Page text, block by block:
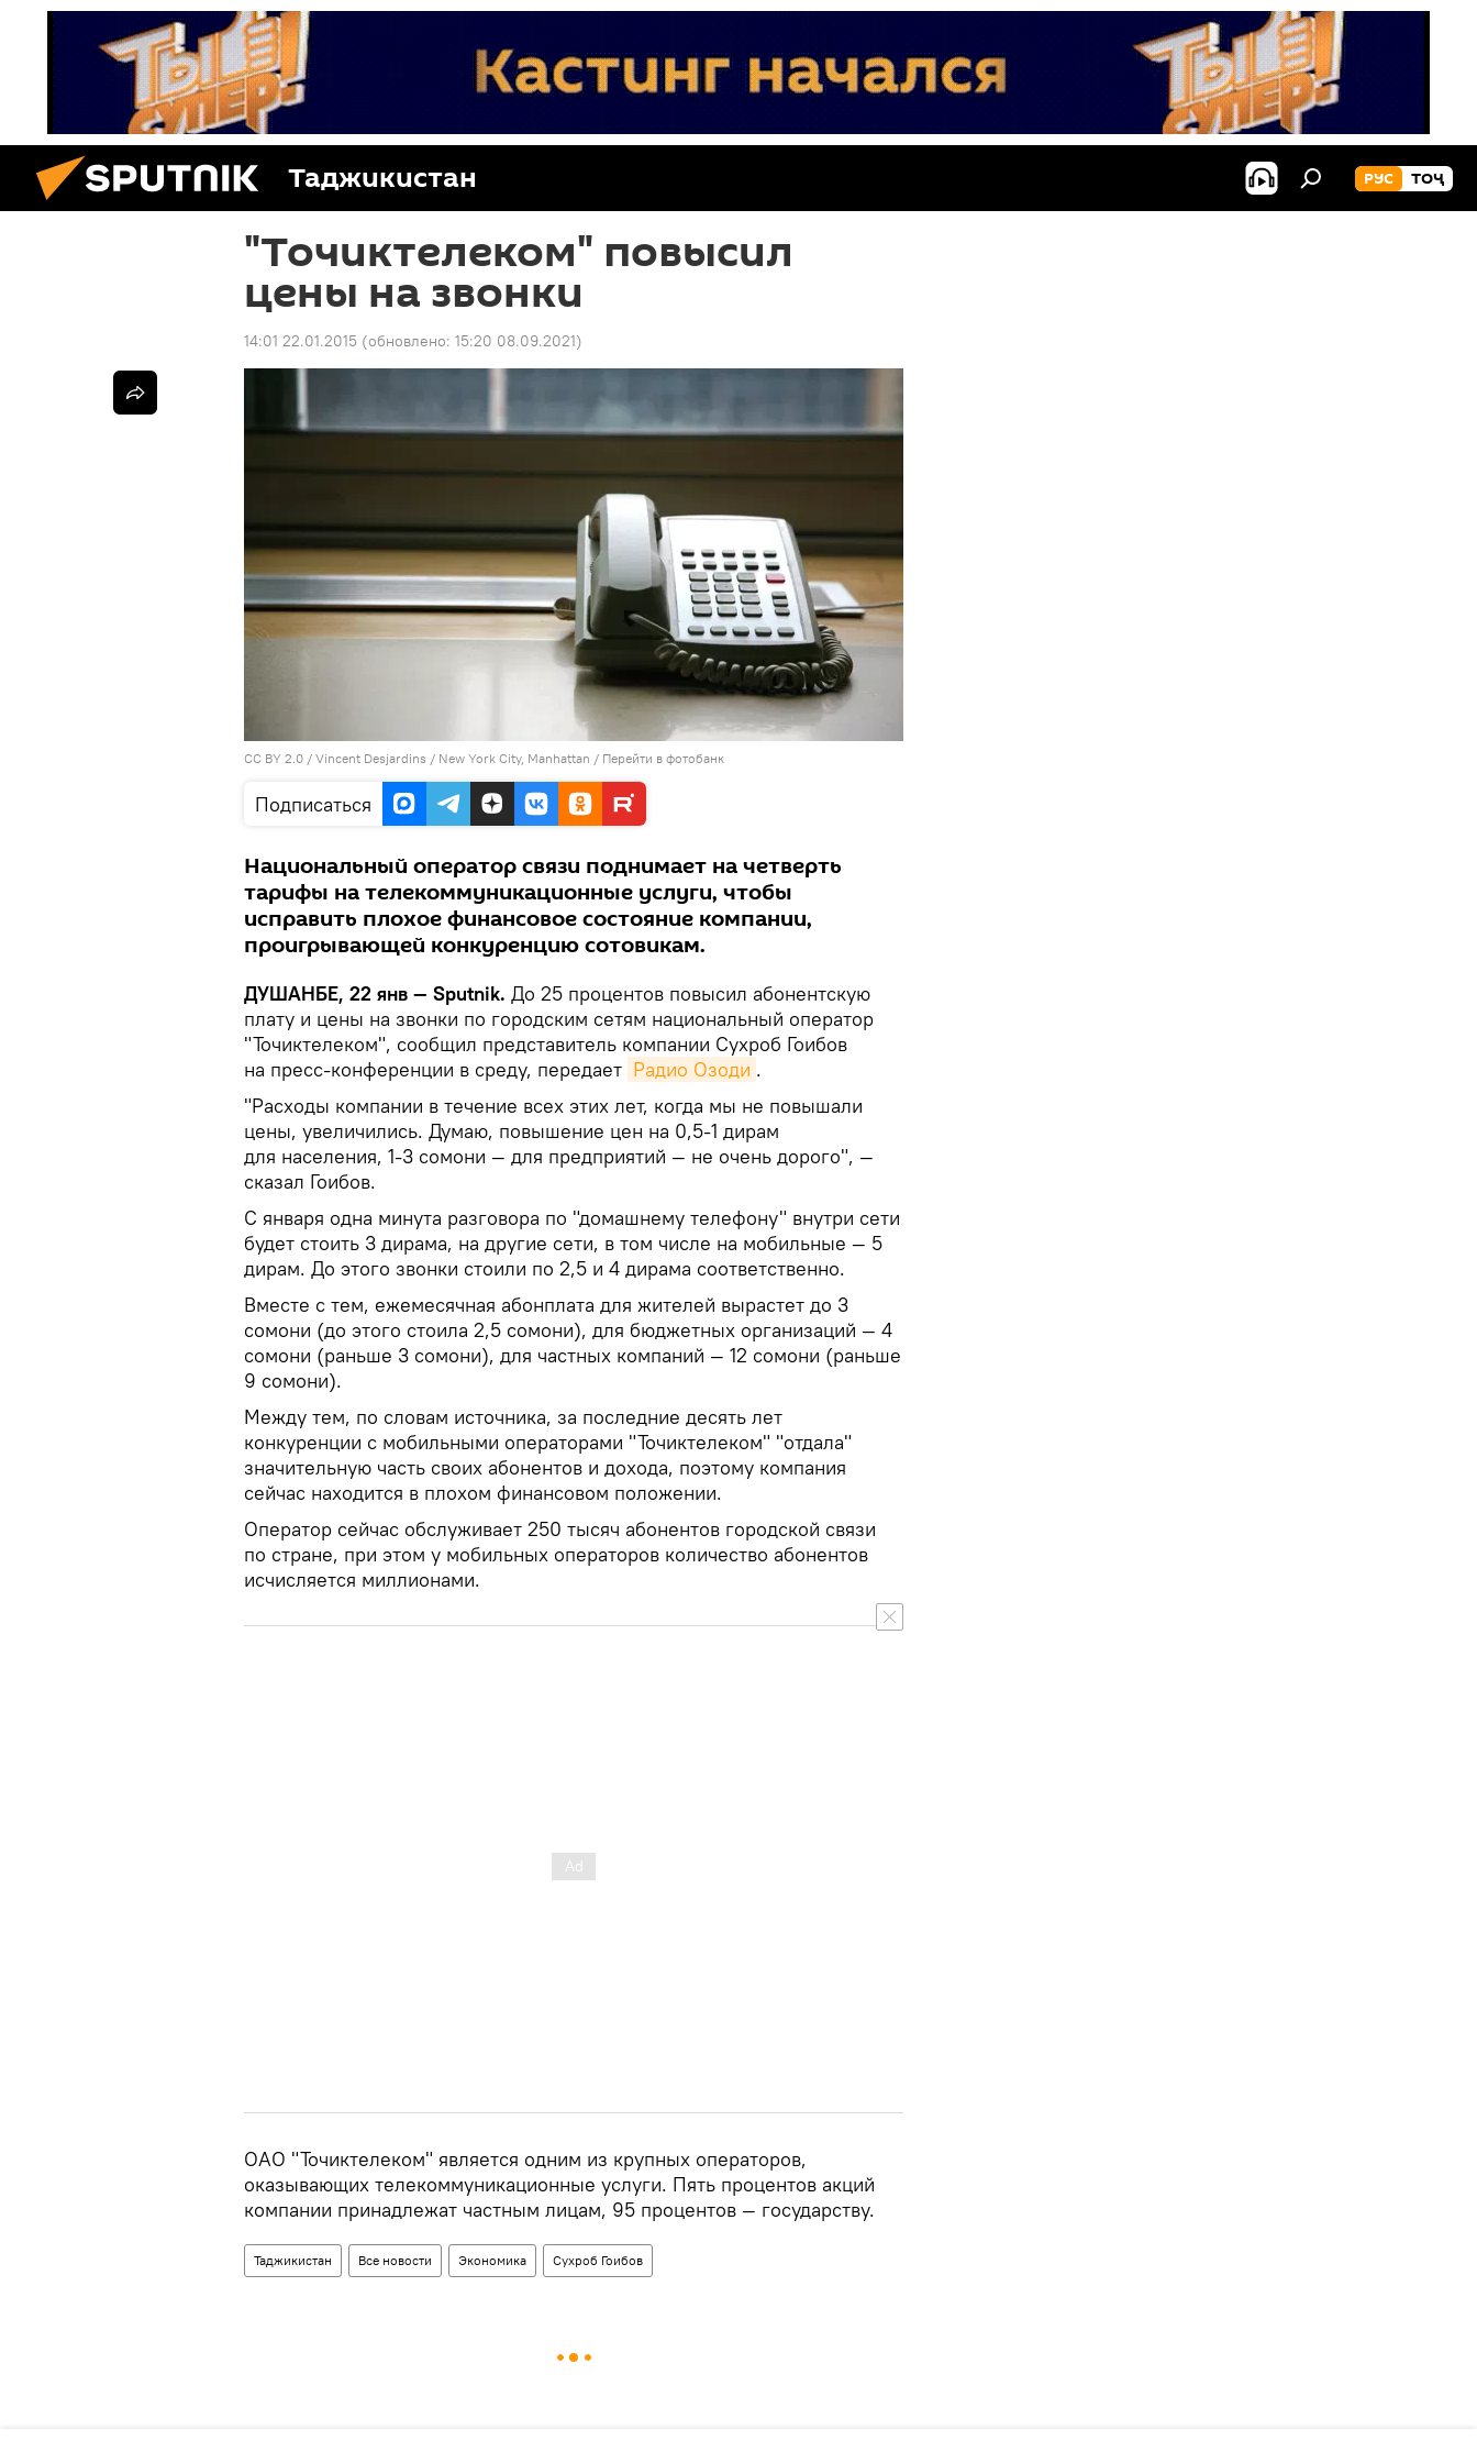
Таджикистан РУС ТОҶ
"Точиктелеком" повысил
цены на звонки
14:01 22.01.2015 (обновлено: 15:20 08.09.2021)
CC BY 2.0 / Vincent Desjardins / New York City, Manhattan / Перейти в фотобанк
Подписаться
Национальный оператор связи поднимает на четверть
тарифы на телекоммуникационные услуги, чтобы
исправить плохое финансовое состояние компании,
проигрывающей конкуренцию сотовикам.
ДУШАНБЕ, 22 янв — Sputnik. До 25 процентов повысил абонентскую
плату и цены на звонки по городским сетям национальный оператор
"Точиктелеком", сообщил представитель компании Сухроб Гоибов
на пресс-конференции в среду, передает Радио Озоди .
"Расходы компании в течение всех этих лет, когда мы не повышали
цены, увеличились. Думаю, повышение цен на 0,5-1 дирам
для населения, 1-3 сомони — для предприятий — не очень дорого", —
сказал Гоибов.
С января одна минута разговора по "домашнему телефону" внутри сети
будет стоить 3 дирама, на другие сети, в том числе на мобильные — 5
дирам. До этого звонки стоили по 2,5 и 4 дирама соответственно.
Вместе с тем, ежемесячная абонплата для жителей вырастет до 3
сомони (до этого стоила 2,5 сомони), для бюджетных организаций — 4
сомони (раньше 3 сомони), для частных компаний — 12 сомони (раньше
9 сомони).
Между тем, по словам источника, за последние десять лет
конкуренции с мобильными операторами "Точиктелеком" "отдала"
значительную часть своих абонентов и дохода, поэтому компания
сейчас находится в плохом финансовом положении.
Оператор сейчас обслуживает 250 тысяч абонентов городской связи
по стране, при этом у мобильных операторов количество абонентов
исчисляется миллионами.
ОАО "Точиктелеком" является одним из крупных операторов,
оказывающих телекоммуникационные услуги. Пять процентов акций
компании принадлежат частным лицам, 95 процентов — государству.
Таджикистан Все новости Экономика Сухроб Гоибов